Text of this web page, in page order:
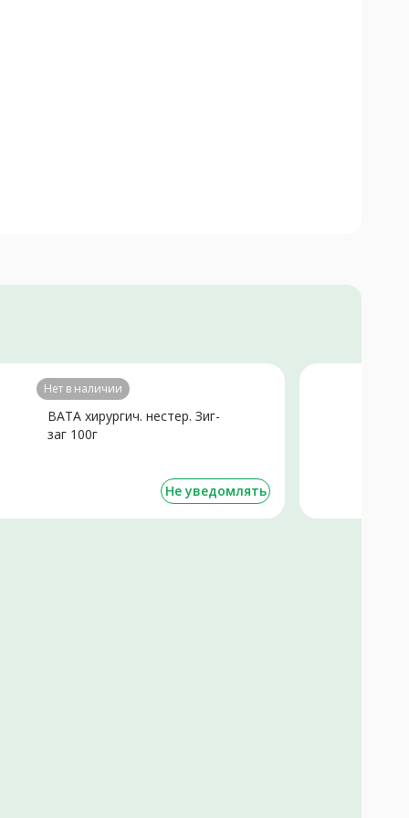
Нет в наличии
ВАТА хирургич. нестер. Зиг-
заг 100г
Не уведомлять